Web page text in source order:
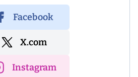
Facebook
X.com
Instagram